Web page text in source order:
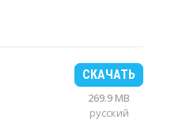
СКАЧАТЬ
269.9 MB
русский